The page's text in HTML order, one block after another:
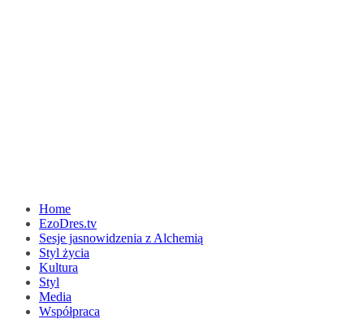
Home
EzoDres.tv
Sesje jasnowidzenia z Alchemią
Styl życia
Kultura
Styl
Media
Współpraca